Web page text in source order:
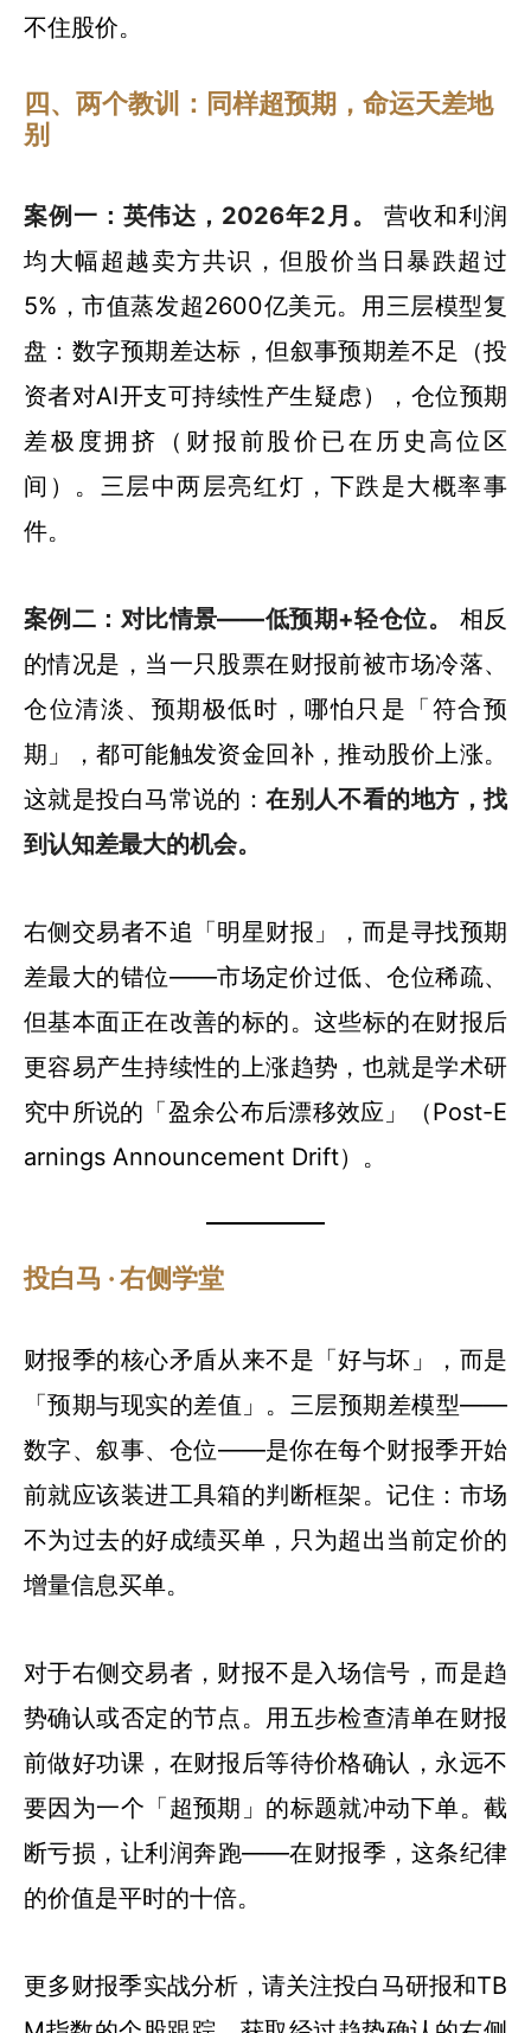
不住股价。
四、两个教训：同样超预期，命运天差地
别
案例一：英伟达，2026年2月。
营收和利润
均大幅超越卖方共识，但股价当日暴跌超过
5%，市值蒸发超2600亿美元。用三层模型复
盘：数字预期差达标，但叙事预期差不足（投
资者对AI开支可持续性产生疑虑），仓位预期
差极度拥挤（财报前股价已在历史高位区
间）。三层中两层亮红灯，下跌是大概率事
件。
案例二：对比情景——低预期+轻仓位。
相反
的情况是，当一只股票在财报前被市场冷落、
仓位清淡、预期极低时，哪怕只是「符合预
期」，都可能触发资金回补，推动股价上涨。
这就是投白马常说的：在别人不看的地方，找
到认知差最大的机会。
右侧交易者不追「明星财报」，而是寻找预期
差最大的错位——市场定价过低、仓位稀疏、
但基本面正在改善的标的。这些标的在财报后
更容易产生持续性的上涨趋势，也就是学术研
究中所说的「盈余公布后漂移效应」（Post-E
arnings Announcement Drift）。
投白马 · 右侧学堂
财报季的核心矛盾从来不是「好与坏」，而是
「预期与现实的差值」。三层预期差模型——
数字、叙事、仓位——是你在每个财报季开始
前就应该装进工具箱的判断框架。记住：市场
不为过去的好成绩买单，只为超出当前定价的
增量信息买单。
对于右侧交易者，财报不是入场信号，而是趋
势确认或否定的节点。用五步检查清单在财报
前做好功课，在财报后等待价格确认，永远不
要因为一个「超预期」的标题就冲动下单。截
断亏损，让利润奔跑——在财报季，这条纪律
的价值是平时的十倍。
更多财报季实战分析，请关注投白马研报和TB